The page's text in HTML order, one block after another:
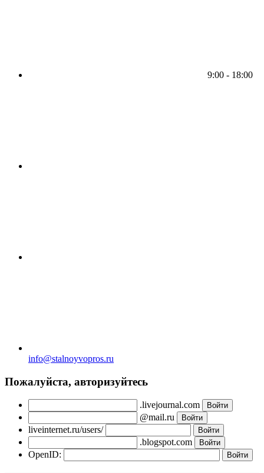
9:00 - 18:00
info@stalnoyvopros.ru
Пожалуйста, авторизуйтесь
.livejournal.com
@mail.ru
liveinternet.ru/users/
.blogspot.com
OpenID: